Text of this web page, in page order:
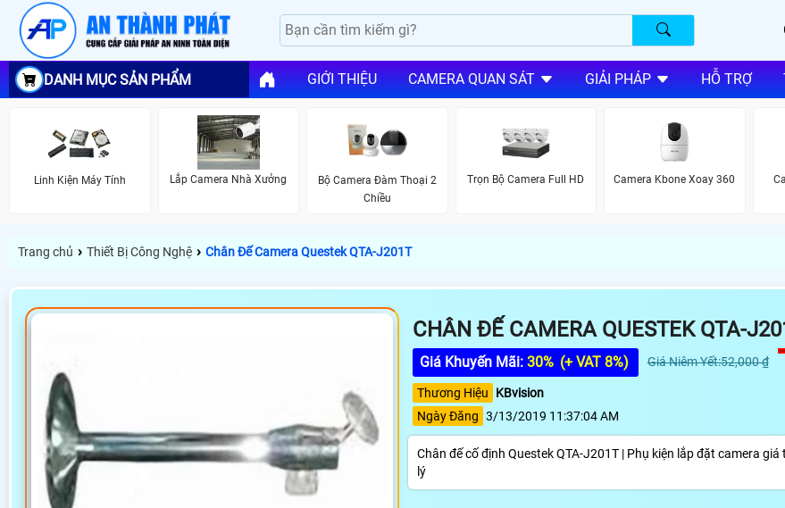
DANH MỤC SẢN PHẨM GIỚI THIỆU CAMERA QUAN SÁT GIẢI PHÁP HỖ TRỢ
Linh Kiện Máy Tính Lắp Camera Nhà Xưởng
Bộ Camera Đàm Thoại 2
Chiều
Trọn Bộ Camera Full HD Camera Kbone Xoay 360
Trang chủ › Thiết Bị Công Nghệ › Chân Đế Camera Questek QTA-J201T
CHÂN ĐẾ CAMERA QUESTEK QTA-
Giá Khuyến Mãi: 30% (+ VAT 8%) Giá Niêm Yết:52,000 ₫
Thương Hiệu
KBvision
Ngày Đăng 3/13/2019 11:37:04 AM
Chân đế cố định Questek QTA-J201T | Phụ kiện lắp đặt camera
lý